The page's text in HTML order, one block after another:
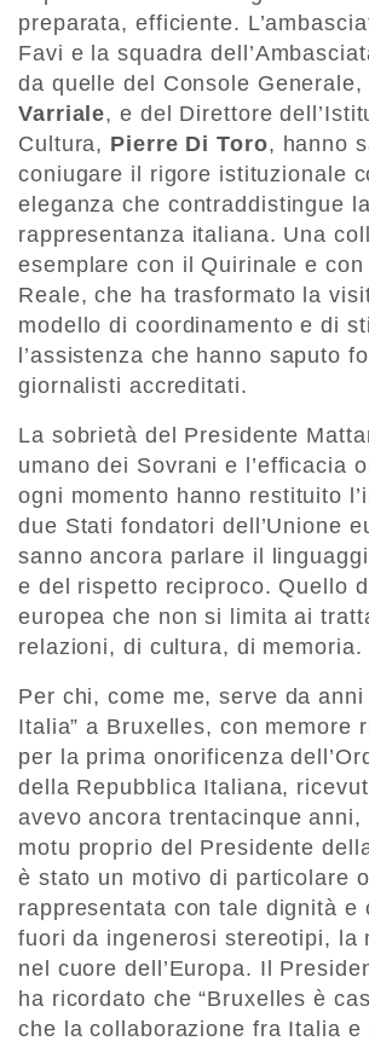
preparata, efficiente.
Favi e la squadra
da quelle del Console Generale,
Varriale, e del Direttore
Cultura, Pierre Di Toro, hanno
coniugare il rigore istituzionale
eleganza che contraddistingue la
rappresentanza italiana. Una
esemplare con il Quirinale e con
Reale, che ha trasformato la
modello di coordinamento e di
l’assistenza che hanno saputo
giornalisti accreditati.
La sobrietà del Presidente
umano dei Sovrani e l’efficacia
ogni momento hanno restituito
due Stati fondatori dell’Unione
sanno ancora parlare il
e del rispetto reciproco. Quello
europea che non si limita ai
relazioni, di cultura, di memoria.
Per chi, come me, serve da anni
Italia” a Bruxelles, con memore
per la prima onorificenza
della Repubblica Italiana,
avevo ancora trentacinque anni,
motu proprio del Presidente
è stato un motivo di particolare
rappresentata con tale dignità e
fuori da ingenerosi stereotipi, la
nel cuore dell’Europa. Il
ha ricordato che “Bruxelles è
che la collaborazione fra Italia e